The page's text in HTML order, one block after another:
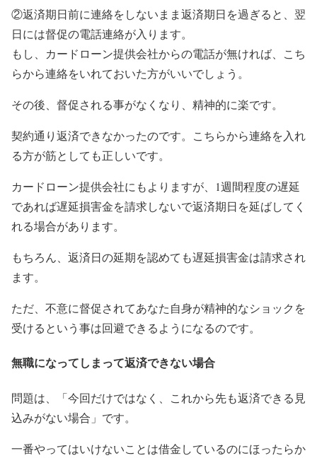
②返済期日前に連絡をしないまま返済期日を過ぎると、翌
日には督促の電話連絡が入ります。
もし、カードローン提供会社からの電話が無ければ、こち
らから連絡をいれておいた方がいいでしょう。
その後、督促される事がなくなり、精神的に楽です。
契約通り返済できなかったのです。こちらから連絡を入れ
る方が筋としても正しいです。
カードローン提供会社にもよりますが、1週間程度の遅延
であれば遅延損害金を請求しないで返済期日を延ばしてく
れる場合があります。
もちろん、返済日の延期を認めても遅延損害金は請求され
ます。
ただ、不意に督促されてあなた自身が精神的なショックを
受けるという事は回避できるようになるのです。
無職になってしまって返済できない場合
問題は、「今回だけではなく、これから先も返済できる見
込みがない場合」です。
一番やってはいけないことは借金しているのにほったらか